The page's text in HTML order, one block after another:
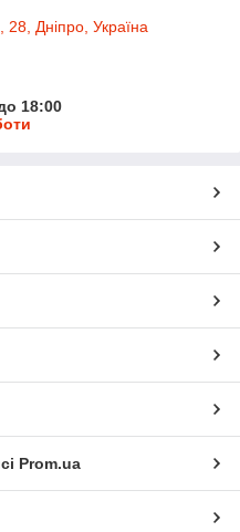
Дніпро, Україна
18:00
Prom.ua